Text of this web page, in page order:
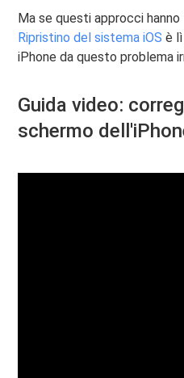
Ma se questi approcci
Ripristino del sistema iOS è
iPhone da questo problema
Guida video:
schermo